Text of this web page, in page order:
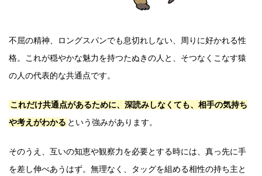
不屈の精神、ロングスパンでも息切れしない、周りに好かれる性
格。これが穏やかな魅力を持つたぬきの人と、そつなくこなす猿
の人の代表的な共通点です。
これだけ共通点があるために、深読みしなくても、相手の気持ち
や考えがわかる という強みがあります。
そのうえ、互いの知恵や観察力を必要とする時には、真っ先に手
を差し伸べあうはず。無理なく、タッグを組める相性の持ち主と